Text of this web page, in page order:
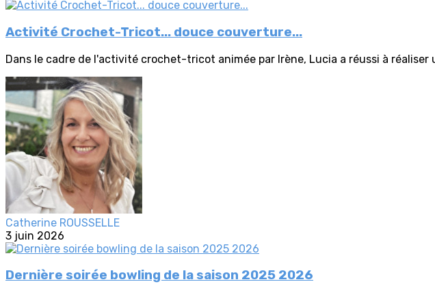
Activité Crochet-Tricot... douce couverture...
Dans le cadre de l'activité crochet-tricot animée par Irène, Lucia a réussi à réaliser
Catherine ROUSSELLE
3 juin 2026
Dernière soirée bowling de la saison 2025 2026